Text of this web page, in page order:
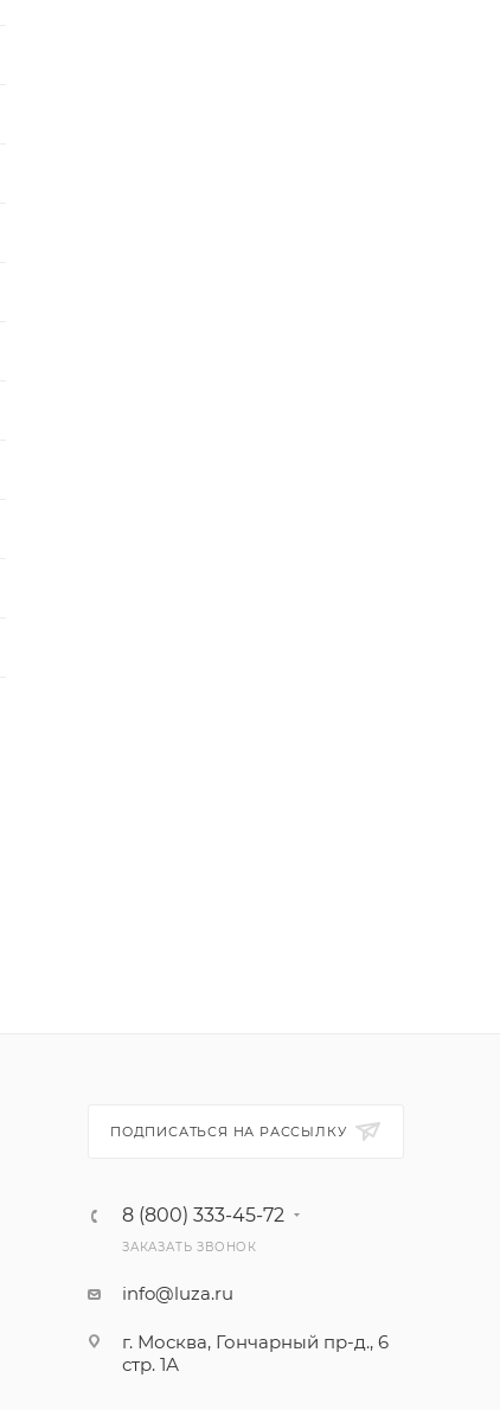
ПОДПИСАТЬСЯ НА РАССЫЛКУ
8 (800) 333-45-72
ЗАКАЗАТЬ ЗВОНОК
info@luza.ru
г. Москва, Гончарный пр-д., 6
стр. 1А